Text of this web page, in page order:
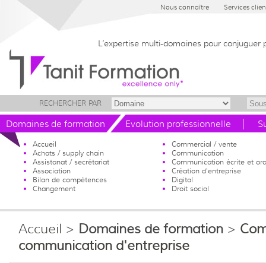
Nous connaître Services
L’expertise multi-domaines pour
RECHERCHER PAR
Domaines de formation Evolution professionnelle
Accueil
Achats / supply chain
Assistanat / secrétariat
Association
Bilan de compétences
Changement
Commercial / vente
Communication
Communication écrite et
Création d'entreprise
Digital
Droit social
Accueil > Domaines de formation >
communication d'entreprise